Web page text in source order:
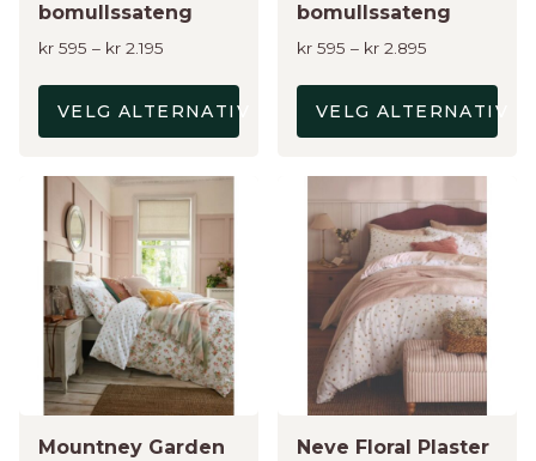
bomullssateng
kr 595 – kr 2.195
kr 2.195
VELG ALTERNATIV
bomullssateng
kr 595 – kr 2.895
kr 2.895
VELG ALTERNATIV
Mountney Garden
Dette
produktet
har
flere
varianter.
Alternativene
kan
velges
på
produktsiden
Neve Floral Plaster
produktet
flere
varianter.
Alternativene
kan
velges
på
produktsiden